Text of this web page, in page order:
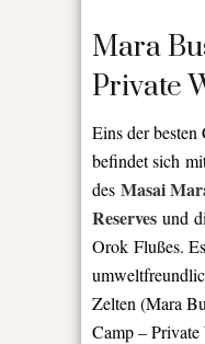
Mara
Private
Eins der
befindet sich
des Masai
Reserves und
Orok Flußes.
Zelten (Mara
Camp –